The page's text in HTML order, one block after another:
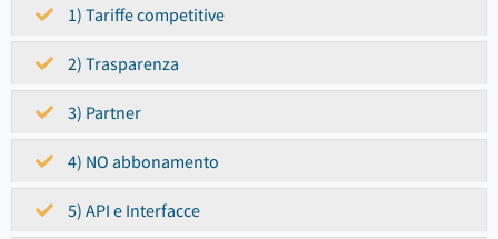
1) Tariffe competitive
2) Trasparenza
3) Partner
4) NO abbonamento
5) API e Interfacce